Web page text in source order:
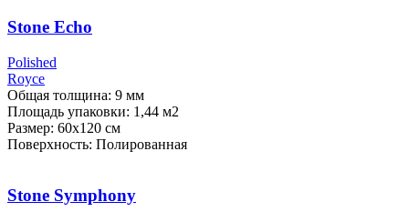
Stone Echo
Polished
Royce
Общая толщина: 9 мм
Площадь упаковки: 1,44 м2
Размер: 60х120 см
Поверхность: Полированная
Stone Symphony